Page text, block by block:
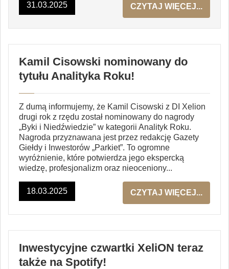
31.03.2025 CZYTAJ WIĘCEJ...
Kamil Cisowski nominowany do
tytułu Analityka Roku!
Z dumą informujemy, że Kamil Cisowski z DI Xelion
drugi rok z rzędu został nominowany do nagrody
„Byki i Niedźwiedzie” w kategorii Analityk Roku.
Nagroda przyznawana jest przez redakcję Gazety
Giełdy i Inwestorów „Parkiet”. To ogromne
wyróżnienie, które potwierdza jego ekspercką
wiedzę, profesjonalizm oraz nieoceniony...
18.03.2025 CZYTAJ WIĘCEJ...
Inwestycyjne czwartki XeliON teraz
także na Spotify!